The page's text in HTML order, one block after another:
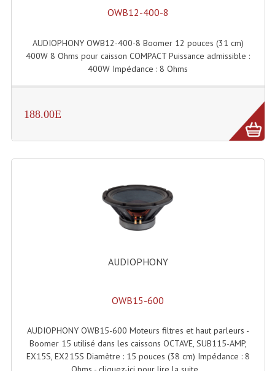
OWB12-400-8
AUDIOPHONY OWB12-400-8 Boomer 12 pouces (31 cm)
400W 8 Ohms pour caisson COMPACT Puissance admissible :
400W Impédance : 8 Ohms
188.00E
AUDIOPHONY
OWB15-600
AUDIOPHONY OWB15-600 Moteurs filtres et haut parleurs -
Boomer 15 utilisé dans les caissons OCTAVE, SUB115-AMP,
EX15S, EX215S Diamètre : 15 pouces (38 cm) Impédance : 8